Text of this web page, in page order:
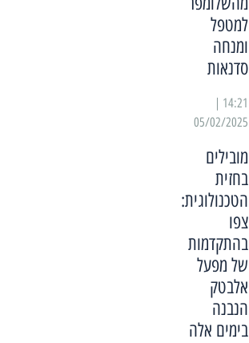
למטפל
ומנחה
סדנאות
05/02/2025
מובילים
בחזית
הטכנולוגית:
צפו
בהתקדמות
של מפעל
אלבטק
הנבנה
בימים אלה